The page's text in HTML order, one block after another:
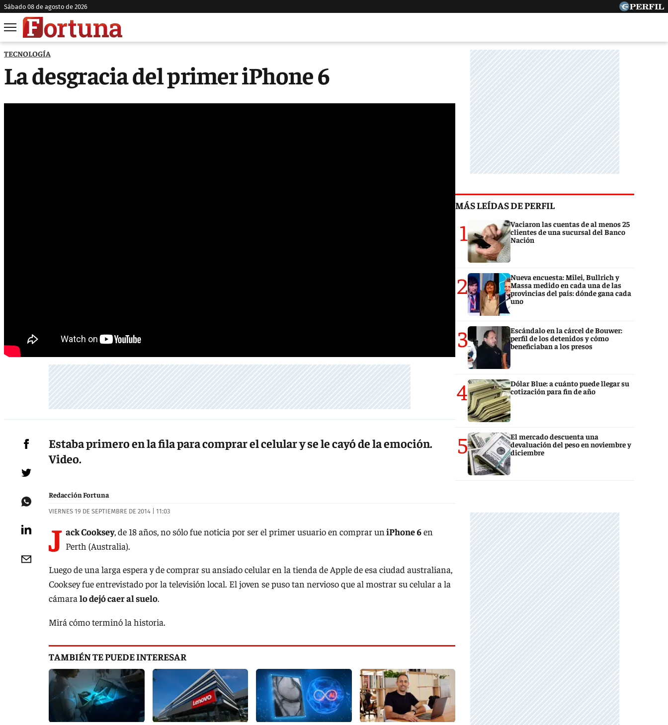
sábado 08 de agosto de 2026
TECNOLOGÍA
La desgracia del primer iPhone 6
Estaba primero en la fila para comprar el celular y se le cayó de la emoción.
Video.
Redacción Fortuna
VIERNES 19 DE SEPTIEMBRE DE 2014 | 11:03
J ack Cooksey, de 18 años, no sólo fue noticia por ser el primer usuario en comprar un iPhone 6en
Perth (Australia).
Luego de una larga espera y de comprar su ansiado celular en la tienda de Apple de esa ciudad australiana,
Cooksey fue entrevistado por la televisión local. El joven se puso tan nervioso que al mostrar su celular a la
cámara lo dejó caer al suelo.
Mirá cómo terminó la historia.
TAMBIÉN TE PUEDE INTERESAR
MÁS LEÍDAS DE PERFIL
1
Vaciaron las cuentas de al menos 25
clientes de una sucursal del Banco
Nación
2
Nueva encuesta: Milei, Bullrich y
Massa medido en cada una de las
provincias del país: dónde gana cada
uno
3
Escándalo en la cárcel de Bouwer:
perfil de los detenidos y cómo
beneficiaban a los presos
4
Dólar Blue: a cuánto puede llegar su
cotización para fin de año
5
El mercado descuenta una
devaluación del peso en noviembre y
diciembre